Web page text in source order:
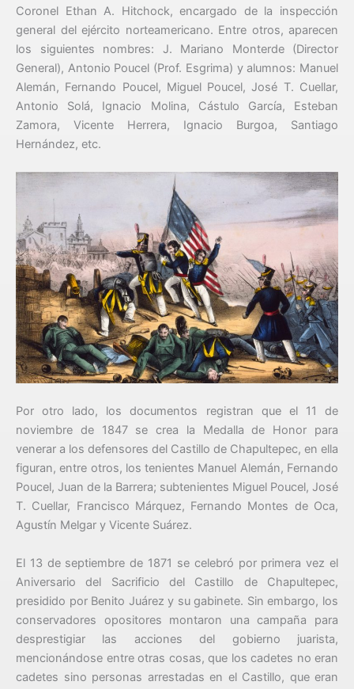
Coronel Ethan A. Hitchock, encargado de la inspección
general del ejército norteamericano. Entre otros, aparecen
los siguientes nombres: J. Mariano Monterde (Director
General), Antonio Poucel (Prof. Esgrima) y alumnos: Manuel
Alemán, Fernando Poucel, Miguel Poucel, José T. Cuellar,
Antonio Solá, Ignacio Molina, Cástulo García, Esteban
Zamora, Vicente Herrera, Ignacio Burgoa, Santiago
Hernández, etc.
Por otro lado, los documentos registran que el 11 de
noviembre de 1847 se crea la Medalla de Honor para
venerar a los defensores del Castillo de Chapultepec, en ella
figuran, entre otros, los tenientes Manuel Alemán, Fernando
Poucel, Juan de la Barrera; subtenientes Miguel Poucel, José
T. Cuellar, Francisco Márquez, Fernando Montes de Oca,
Agustín Melgar y Vicente Suárez.
El 13 de septiembre de 1871 se celebró por primera vez el
Aniversario del Sacrificio del Castillo de Chapultepec,
presidido por Benito Juárez y su gabinete. Sin embargo, los
conservadores opositores montaron una campaña para
desprestigiar las acciones del gobierno juarista,
mencionándose entre otras cosas, que los cadetes no eran
cadetes sino personas arrestadas en el Castillo, que eran